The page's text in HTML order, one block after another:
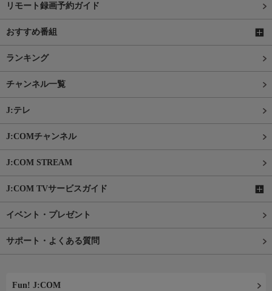
リモート録画予約ガイド
おすすめ番組
ランキング
チャンネル一覧
J:テレ
J:COMチャンネル
J:COM STREAM
J:COM TVサービスガイド
イベント・プレゼント
サポート・よくある質問
Fun! J:COM